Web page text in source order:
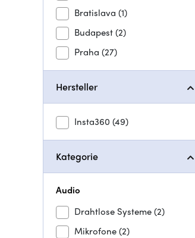
Bratislava (1)
Budapest(2)
Praha (27)
Hersteller
Insta360 (49)
Kategorie
Audio
Drahtlose Systeme(2)
Mikrofone(2)